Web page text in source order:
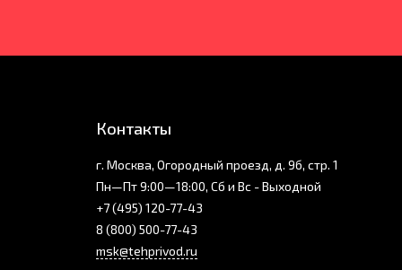
Контакты
г. Москва, Огородный проезд, д. 9б, стр. 1
Пн—Пт 9:00—18:00, Сб и Вс - Выходной
+7 (495) 120-77-43
8 (800) 500-77-43
msk@tehprivod.ru